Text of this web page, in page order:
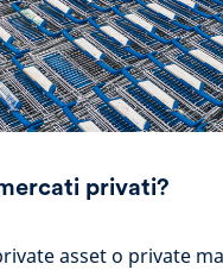
privati?
asset o private